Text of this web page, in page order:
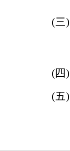
(三)
(四)
(五)